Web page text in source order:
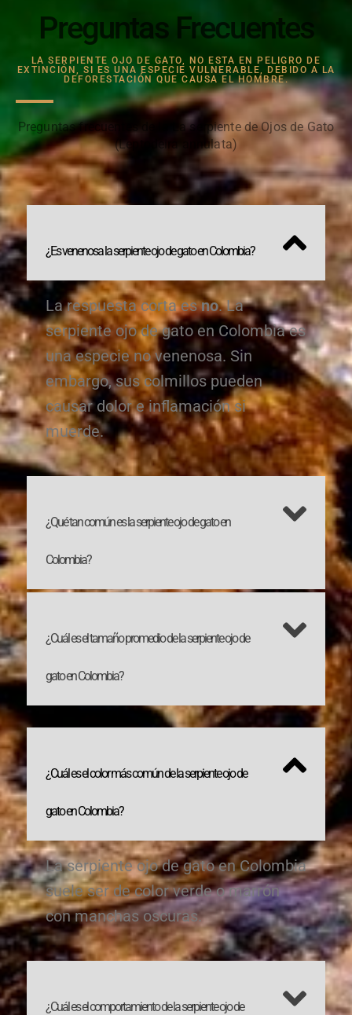
Preguntas Frecuentes
LA SERPIENTE OJO DE GATO, NO ESTA EN PELIGRO DE
EXTINCIÓN, SI ES UNA ESPECIE VULNERABLE, DEBIDO A LA
DEFORESTACIÓN QUE CAUSA EL HOMBRE.
Preguntas frecuentes de la La serpiente de Ojos de Gato
(Leptodeira annulata)
¿Es venenosa la serpiente ojo de gato en Colombia?
La respuesta corta esno. La
serpiente ojo de gato en Colombia es
una especie no venenosa. Sin
embargo, sus colmillos pueden
causar dolor e inflamación si
muerde.
¿Qué tan común es la serpiente ojo de gato en
Colombia?
¿Cuál es el tamaño promedio de la serpiente ojo de
gato en Colombia?
¿Cuál es el color más común de la serpiente ojo de
gato en Colombia?
La serpiente ojo de gato en Colombia
suele ser de color verde o marrón
con manchas oscuras.
¿Cuál es el comportamiento de la serpiente ojo de